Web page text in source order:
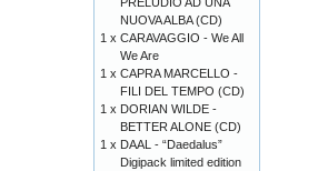
NUOVA ALBA (CD)
1 x CARAVAGGIO - We All
We Are
1 x CAPRA MARCELLO -
FILI DEL TEMPO (CD)
1 x DORIAN WILDE -
BETTER ALONE (CD)
1 x DAAL - “Daedalus”
Digipack limited edition